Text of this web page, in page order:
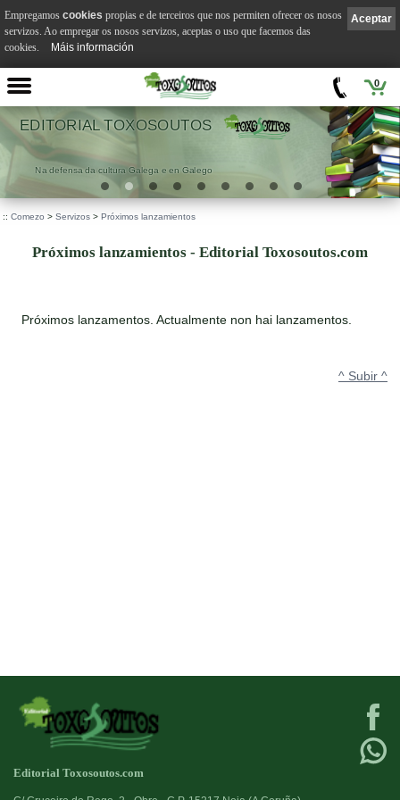
0
EDITORIAL TOXOSOUTOS
Na defensa da cultura Galega e en Galego
:: Comezo > Servizos > Próximos lanzamientos
Próximos lanzamientos - Editorial Toxosoutos.com
Próximos lanzamentos. Actualmente non hai lanzamentos.
^ Subir ^
Editorial Toxosoutos.com
Aceptar
Empregamos cookies propias e de terceiros que nos permiten ofrecer os nosos
servizos. Ao empregar os nosos servizos, aceptas o uso que facemos das
cookies.
Máis información